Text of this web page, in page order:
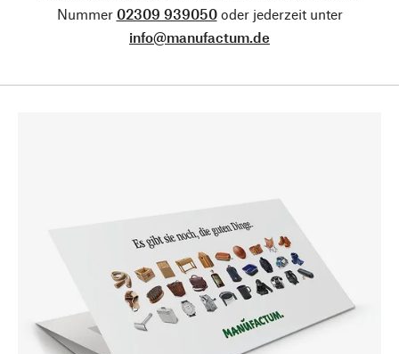
Nummer 02309 939050oder jederzeit unter
info@manufactum.de